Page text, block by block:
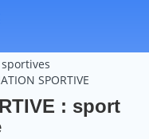
SPORTIVE
: sport